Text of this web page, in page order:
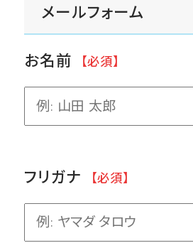
メールフォーム
お名前 【必須】
フリガナ 【必須】